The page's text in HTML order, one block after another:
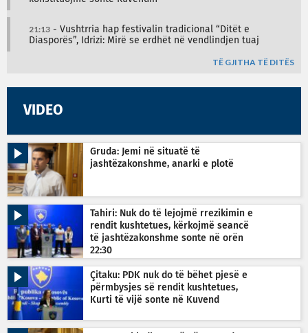
21:13 - Vushtrria hap festivalin tradicional “Ditët e
Diasporës”, Idrizi: Mirë se erdhët në vendlindjen tuaj
TË GJITHA TË DITËS
VIDEO
Gruda: Jemi në situatë të
jashtëzakonshme, anarki e plotë
Tahiri: Nuk do të lejojmë rrezikimin e
rendit kushtetues, kërkojmë seancë
të jashtëzakonshme sonte në orën
22:30
Çitaku: PDK nuk do të bëhet pjesë e
përmbysjes së rendit kushtetues,
Kurti të vijë sonte në Kuvend